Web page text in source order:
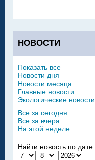
НОВОСТИ
Показать все
Новости дня
Новости месяца
Главные новости
Экологические новости
Все за сегодня
Все за вчера
На этой неделе
Найти новость по дате: